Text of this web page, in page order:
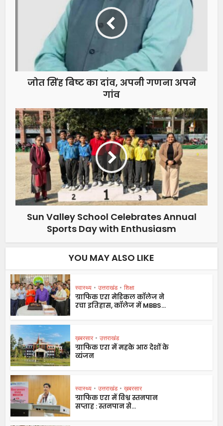
जोत सिंह बिष्ट का दांव, अपनी गणना अपने
गांव
Sun Valley School Celebrates Annual
Sports Day with Enthusiasm
YOU MAY ALSO LIKE
स्वास्थ्य • उत्तराखंड • शिक्षा
ग्राफिक एरा मेडिकल कॉलेज ने
रचा इतिहास, कॉलेज में MBBS...
ख़बरसार • उत्तराखंड
ग्राफिक एरा में महके आठ देशों के
व्यंजन
स्वास्थ्य • उत्तराखंड • ख़बरसार
ग्राफिक एरा में विश्व स्तनपान
सप्ताह : स्तनपान से...